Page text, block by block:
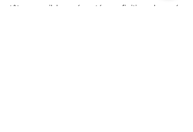
tête amovible, présentée en finition chromée